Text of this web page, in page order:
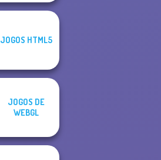
JOGOS HTML5
JOGOS DE
WEBGL